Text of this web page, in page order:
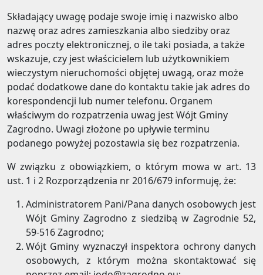
Składający uwagę podaje swoje imię i nazwisko albo
nazwę oraz adres zamieszkania albo siedziby oraz
adres poczty elektronicznej, o ile taki posiada, a także
wskazuje, czy jest właścicielem lub użytkownikiem
wieczystym nieruchomości objętej uwagą, oraz może
podać dodatkowe dane do kontaktu takie jak adres do
korespondencji lub numer telefonu. Organem
właściwym do rozpatrzenia uwag jest Wójt Gminy
Zagrodno. Uwagi złożone po upływie terminu
podanego powyżej pozostawia się bez rozpatrzenia.
W związku z obowiązkiem, o którym mowa w art. 13
ust. 1 i 2 Rozporządzenia nr 2016/679 informuję, że:
Administratorem Pani/Pana danych osobowych jest
Wójt Gminy Zagrodno z siedzibą w Zagrodnie 52,
59-516 Zagrodno;
Wójt Gminy wyznaczył inspektora ochrony danych
osobowych, z którym można skontaktować się